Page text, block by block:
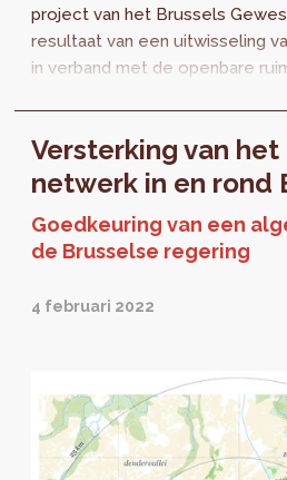
project van het Brussels
resultaat van een uitwisseling
in verband met de openbare
Versterking van
netwerk in en rond
Goedkeuring van een
de Brusselse regering
4 februari 2022